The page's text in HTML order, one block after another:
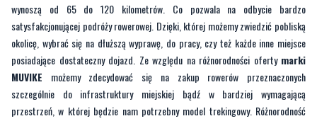
posiadające dostateczny dojazd. Ze względu na różnorodności ofertymarki
MUVIKEmożemy zdecydować się na zakup rowerów przeznaczonych
szczególnie do infrastruktury miejskiej bądź w bardziej wymagającą
przestrzeń, w której będzie nam potrzebny model trekingowy. Różnorodność
rowerów elektrycznych marki MUVIKE
pozwala na zaspokojenie wymagań
każdego rowerzysty.
Dlaczego warto zdecydować się na rower